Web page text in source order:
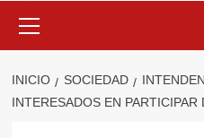
primario
INICIO SOCIEDAD
INTERESADOS EN